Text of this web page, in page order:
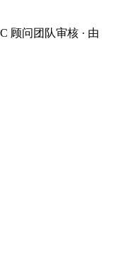
顾问团队审核 · 由